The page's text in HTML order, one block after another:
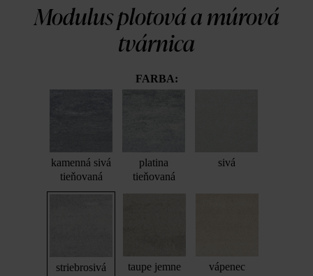
Modulus plotová a múrová
tvárnica
FARBA:
kamenná sivá
tieňovaná
platina
tieňovaná
sivá
striebrosivá
taupe jemne
vápenec